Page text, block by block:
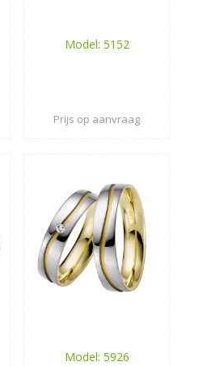
Model: 5152
Prijs op aanvraag
Model: 5926